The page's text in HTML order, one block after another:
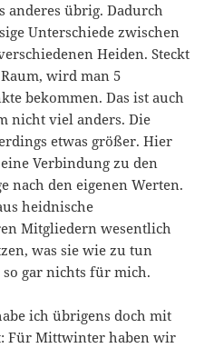
anderes übrig. Dadurch
Unterschiede zwischen
Heiden. Steckt
wird man 5
bekommen. Das ist auch
nicht viel anders. Die
etwas größer. Hier
Verbindung zu den
nach den eigenen Werten.
heidnische
Mitgliedern wesentlich
was sie wie zu tun
so gar nichts für mich.
ich übrigens doch mit
Für Mittwinter haben wir